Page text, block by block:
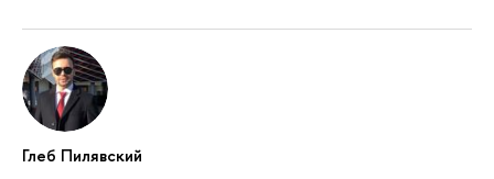
Глеб Пилявский